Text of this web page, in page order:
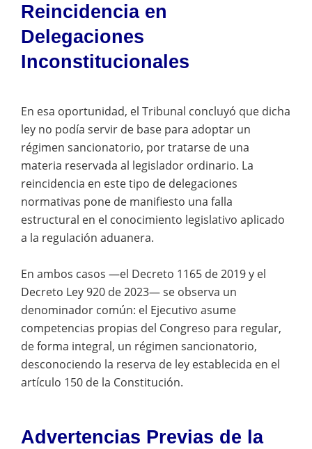
Reincidencia en
Delegaciones
Inconstitucionales
En esa oportunidad, el Tribunal concluyó que dicha
ley no podía servir de base para adoptar un
régimen sancionatorio, por tratarse de una
materia reservada al legislador ordinario. La
reincidencia en este tipo de delegaciones
normativas pone de manifiesto una falla
estructural en el conocimiento legislativo aplicado
a la regulación aduanera.
En ambos casos —el Decreto 1165 de 2019 y el
Decreto Ley 920 de 2023— se observa un
denominador común: el Ejecutivo asume
competencias propias del Congreso para regular,
de forma integral, un régimen sancionatorio,
desconociendo la reserva de ley establecida en el
artículo 150 de la Constitución.
Advertencias Previas de la